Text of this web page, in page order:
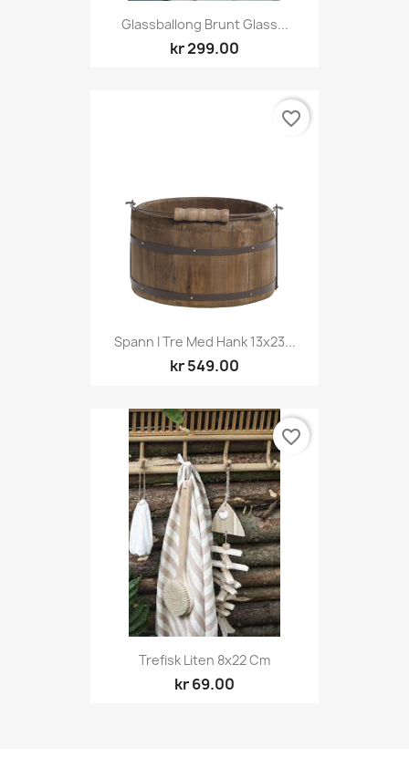
Glassballong Brunt Glass...
kr 299.00
Spann I Tre Med Hank 13x23...
kr 549.00
favorite_border
Trefisk Liten 8x22 Cm
kr 69.00
favorite_border